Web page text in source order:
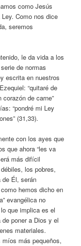
como Jesús
Como nos dice
seremos
le da vida a los
de normas
escrita en nuestros
“quitaré de
de carne”
“pondré mi Ley
(31,33).
con los ayes que
que ahora “les va
más difícil
los pobres,
de Él, serán
hemos dicho en
evangélica no
que implica es el
poner a Dios y el
materiales.
míos más pequeños,